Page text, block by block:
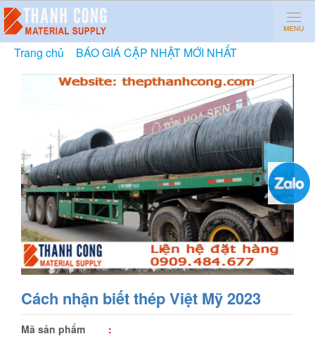
Trang chủ BÁO GIÁ CẬP NHẬT MỚI NHẤT
Cách nhận biết thép Việt Mỹ 2023
Mã sản phẩm :